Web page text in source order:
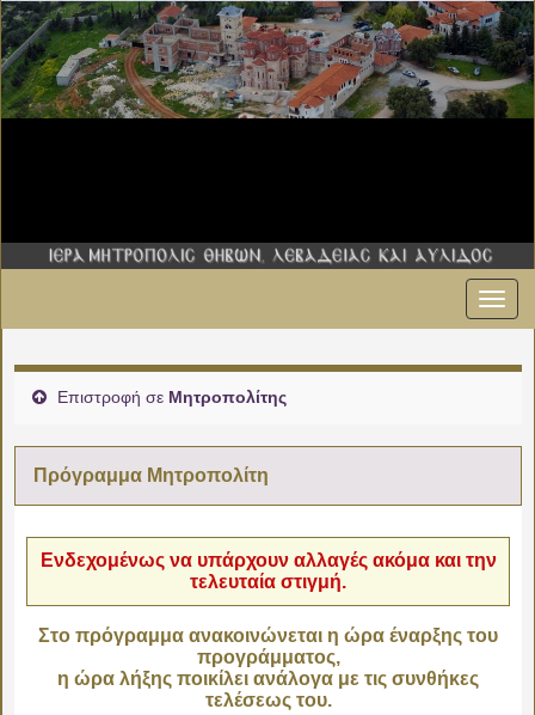
Επιστροφή σε Μητροπολίτης
Πρόγραμμα Μητροπολίτη
Ενδεχομένως να υπάρχουν αλλαγές ακόμα και την
τελευταία στιγμή.
Στο πρόγραμμα ανακοινώνεται η ώρα έναρξης του
προγράμματος,
η ώρα λήξης ποικίλει ανάλογα με τις συνθήκες
τελέσεως του.